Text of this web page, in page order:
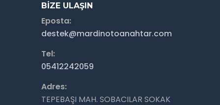
BIZE ULAŞIN
Eposta:
destek@mardinotoanahtar.com
Tel:
05412242059
Adres:
TEPEBAŞI MAH. SOBACILAR SOKAK